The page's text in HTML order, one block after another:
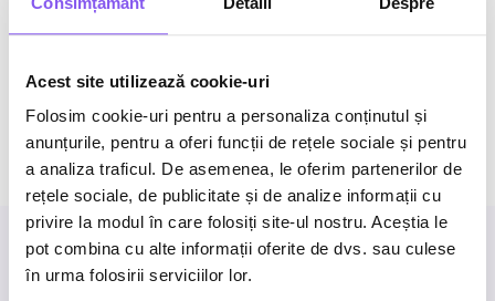
Acest site utilizează cookie-uri
Folosim cookie-uri pentru a personaliza conținutul și
anunțurile, pentru a oferi funcții de rețele sociale și pentru
a analiza traficul. De asemenea, le oferim partenerilor de
rețele sociale, de publicitate și de analize informații cu
privire la modul în care folosiți site-ul nostru. Aceștia le
pot combina cu alte informații oferite de dvs. sau culese
în urma folosirii serviciilor lor.